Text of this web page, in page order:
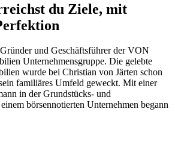
du Ziele, mit
und Geschäftsführer der VON
Unternehmensgruppe. Die gelebte
wurde bei Christian von Järten schon
familiäres Umfeld geweckt. Mit einer
in der Grundstücks- und
börsennotierten Unternehmen begann